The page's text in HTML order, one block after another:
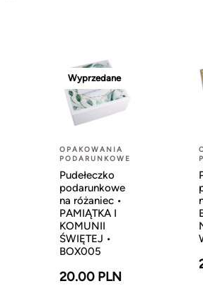
Wyprzedane
OPAKOWANIA
PODARUNKOWE
Pudełeczko
podarunkowe
na różaniec •
PAMIĄTKA I
KOMUNII
ŚWIĘTEJ •
BOX005
20.00 PLN